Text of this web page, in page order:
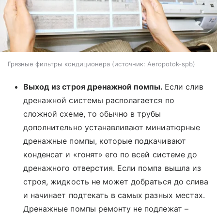
Грязные фильтры кондиционера источник: Aeropotok-spb
Выход из строя дренажной помпы. Если слив
дренажной системы располагается по
сложной схеме, то обычно в трубы
дополнительно устанавливают миниатюрные
дренажные помпы, которые подкачивают
конденсат и «гонят» его по всей системе до
дренажного отверстия. Если помпа вышла из
строя, жидкость не может добраться до слива
и начинает подтекать в самых разных местах.
Дренажные помпы ремонту не подлежат –